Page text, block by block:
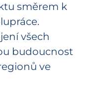
směrem k
všech
budoucnost
ve